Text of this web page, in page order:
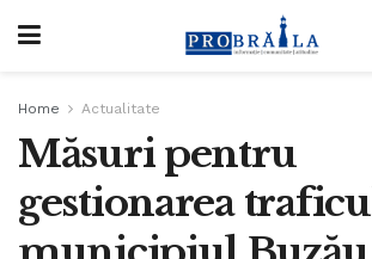
Home Actualitate
Măsuri pentru
gestionarea